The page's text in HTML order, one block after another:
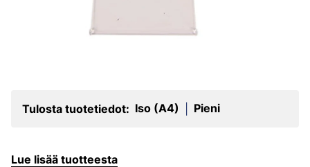
Tulosta tuotetiedot: Iso (A4) Pieni
Lue lisää tuotteesta